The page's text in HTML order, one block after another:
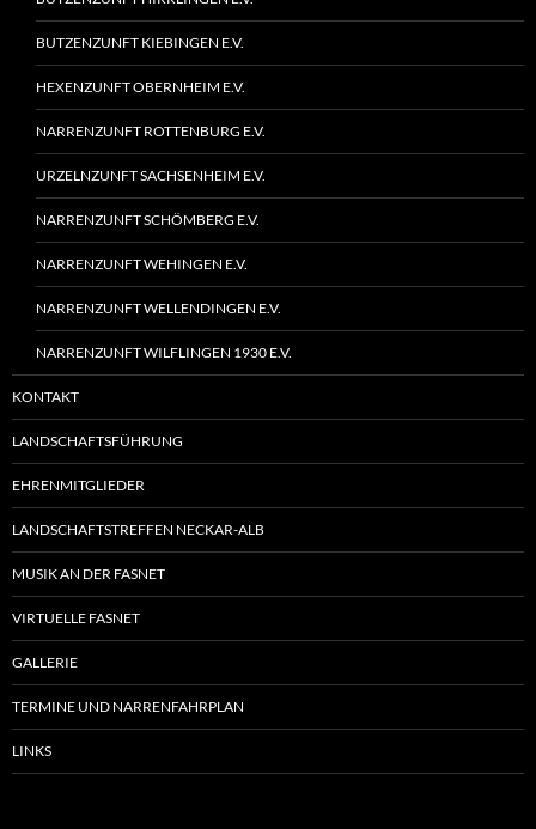
BUTZENZUNFT KIEBINGEN E.V.
HEXENZUNFT OBERNHEIM E.V.
NARRENZUNFT ROTTENBURG E.V.
URZELNZUNFT SACHSENHEIM E.V.
NARRENZUNFT SCHÖMBERG E.V.
NARRENZUNFT WEHINGEN E.V.
NARRENZUNFT WELLENDINGEN E.V.
NARRENZUNFT WILFLINGEN 1930 E.V.
KONTAKT
LANDSCHAFTSFÜHRUNG
EHRENMITGLIEDER
LANDSCHAFTSTREFFEN NECKAR-ALB
MUSIK AN DER FASNET
VIRTUELLE FASNET
GALLERIE
TERMINE UND NARRENFAHRPLAN
LINKS